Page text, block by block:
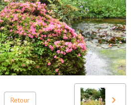
Retour